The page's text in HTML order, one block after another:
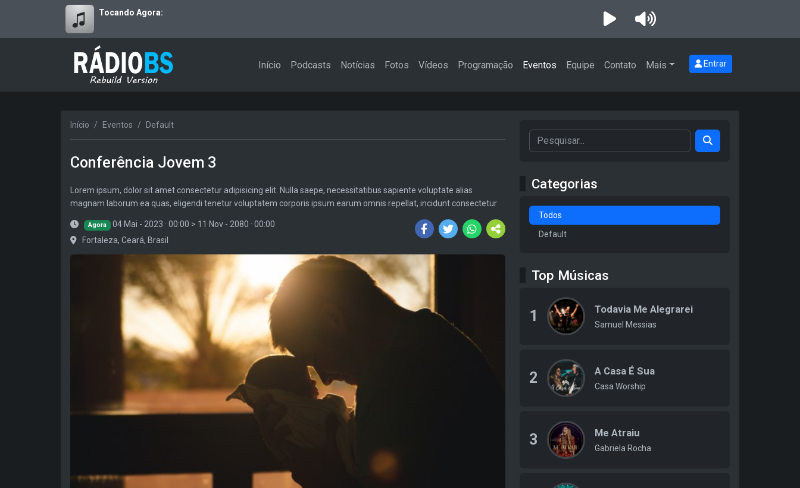
Tocando Agora:
Início Podcasts Notícias Fotos Vídeos Programação Eventos Equipe Contato Mais Entrar
Início Eventos Default
Conferência Jovem 3
Lorem ipsum, dolor sit amet consectetur adipisicing elit. Nulla saepe, necessitatibus sapiente voluptate alias
magnam laborum ea quas, eligendi tenetur voluptatem corporis ipsum earum omnis repellat, incidunt consectetur
Agora 04 Mai - 2023 · 00:00 > 11 Nov - 2080 · 00:00
Fortaleza, Ceará, Brasil
Categorias
Todos
Default
Top Músicas
1 Todavia Me Alegrarei
Samuel Messias
2 A Casa É Sua
Casa Worship
3 Me Atraiu
Gabriela Rocha